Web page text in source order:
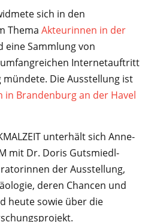
sich in den
Thema Akteurinnen in der
eine Sammlung von
Internetauftritt
Die Ausstellung ist
in Brandenburg an der Havel
unterhält sich Anne-
mit Dr. Doris Gutsmiedl-
der Ausstellung,
deren Chancen und
heute sowie über die